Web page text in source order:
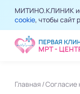
МИТИНО.КЛИНИК
cookie, чтобы сайт
Главная Согласие